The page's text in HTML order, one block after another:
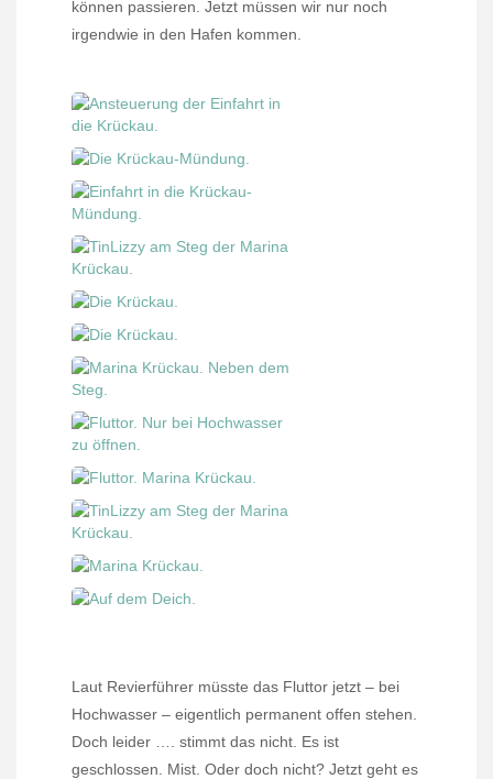
können passieren. Jetzt müssen wir nur noch
irgendwie in den Hafen kommen.
Laut Revierführer müsste das Fluttor jetzt – bei
Hochwasser – eigentlich permanent offen stehen.
Doch leider …. stimmt das nicht. Es ist
geschlossen. Mist. Oder doch nicht? Jetzt geht es